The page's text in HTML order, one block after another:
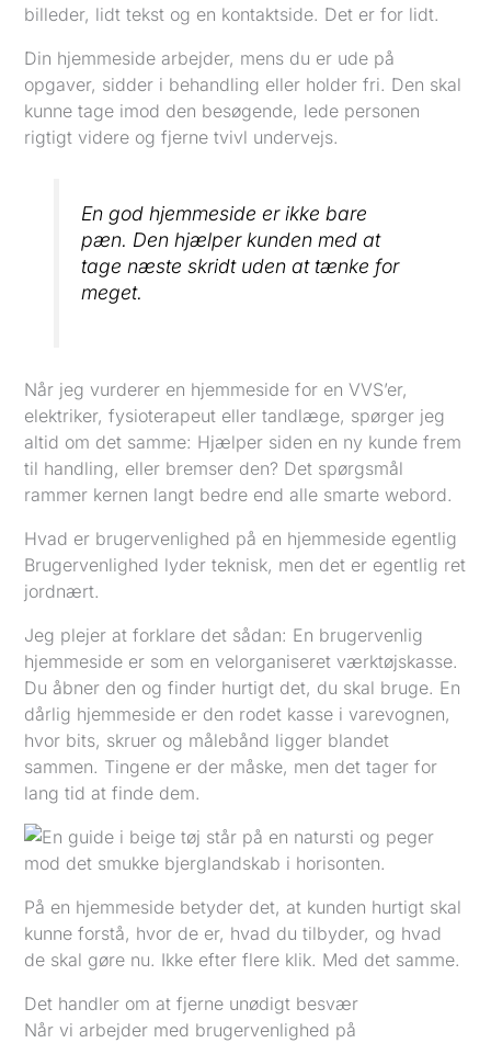
billeder, lidt tekst og en kontaktside. Det er for lidt.
Din hjemmeside arbejder, mens du er ude på
opgaver, sidder i behandling eller holder fri. Den skal
kunne tage imod den besøgende, lede personen
rigtigt videre og fjerne tvivl undervejs.
En god hjemmeside er ikke bare
pæn. Den hjælper kunden med at
tage næste skridt uden at tænke for
meget.
Når jeg vurderer en hjemmeside for en VVS’er,
elektriker, fysioterapeut eller tandlæge, spørger jeg
altid om det samme: Hjælper siden en ny kunde frem
til handling, eller bremser den? Det spørgsmål
rammer kernen langt bedre end alle smarte webord.
Hvad er brugervenlighed på en hjemmeside egentlig
Brugervenlighed lyder teknisk, men det er egentlig ret
jordnært.
Jeg plejer at forklare det sådan: En brugervenlig
hjemmeside er som en velorganiseret værktøjskasse.
Du åbner den og finder hurtigt det, du skal bruge. En
dårlig hjemmeside er den rodet kasse i varevognen,
hvor bits, skruer og målebånd ligger blandet
sammen. Tingene er der måske, men det tager for
lang tid at finde dem.
På en hjemmeside betyder det, at kunden hurtigt skal
kunne forstå, hvor de er, hvad du tilbyder, og hvad
de skal gøre nu. Ikke efter flere klik. Med det samme.
Det handler om at fjerne unødigt besvær
Når vi arbejder med brugervenlighed på